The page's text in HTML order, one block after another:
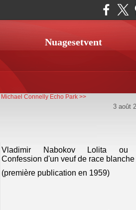
Nuagesetvent
Michael Connelly Echo Park >>
3 août
Vladimir Nabokov Lolita
Confession d'un veuf de race blanche
(première publication en 1959)